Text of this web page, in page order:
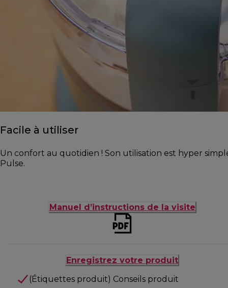
Facile à utiliser
Un confort au quotidien ! Son utilisation est hyper
Pulse.
Manuel d’instructions de la visite
Enregistrez votre produit
(Étiquettes produit) Conseils produit